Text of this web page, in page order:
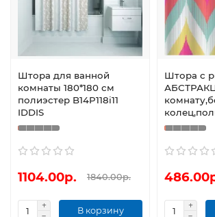
Штора для ванной
комнаты 180*180 см
полиэстер B14P118i11
IDDIS
1104.00р. 1840.00р.
В корзину
Штора с